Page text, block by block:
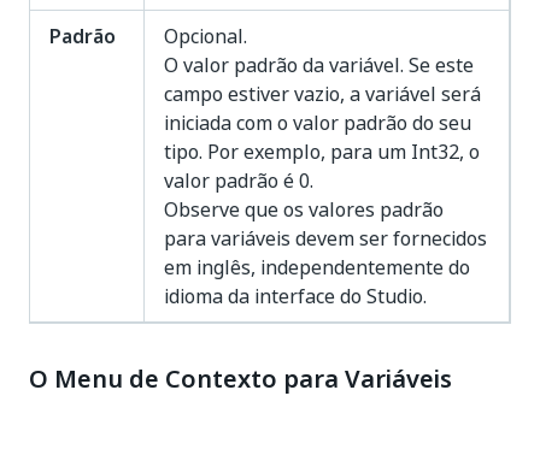
Padrão
Opcional.
O valor padrão da variável. Se este
campo estiver vazio, a variável será
iniciada com o valor padrão do seu
tipo. Por exemplo, para um Int32, o
valor padrão é 0.
Observe que os valores padrão
para variáveis devem ser fornecidos
em inglês, independentemente do
idioma da interface do Studio.
O Menu de Contexto para Variáveis